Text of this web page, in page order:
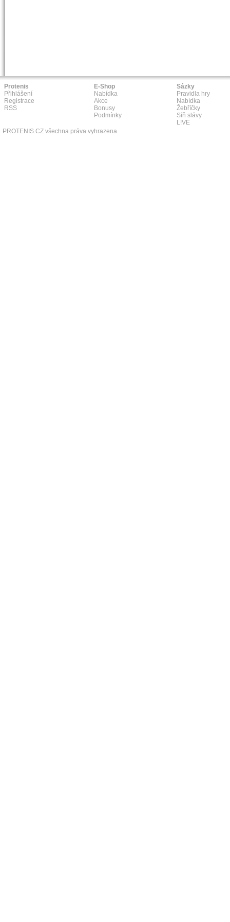
Protenis
Přihlášení
Registrace
RSS
E-Shop
Nabídka
Akce
Bonusy
Podmínky
Sázky
Pravidla hry
Nabídka
Žebříčky
Síň slávy
L!VE
PROTENIS.CZ všechna práva vyhrazena